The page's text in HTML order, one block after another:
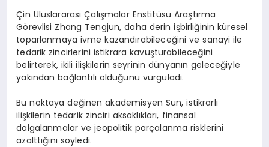
Çin Uluslararası Çalışmalar Enstitüsü Araştırma
Görevlisi Zhang Tengjun, daha derin işbirliğinin küresel
toparlanmaya ivme kazandırabileceğini ve sanayi ile
tedarik zincirlerini istikrara kavuşturabileceğini
belirterek, ikili ilişkilerin seyrinin dünyanın geleceğiyle
yakından bağlantılı olduğunu vurguladı.
Bu noktaya değinen akademisyen Sun, istikrarlı
ilişkilerin tedarik zinciri aksaklıkları, finansal
dalgalanmalar ve jeopolitik parçalanma risklerini
azalttığını söyledi.